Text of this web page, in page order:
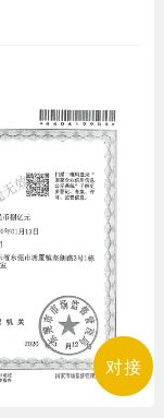
对接